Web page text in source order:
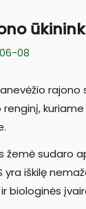
08
žemė sudaro
yra iškilę
biologinės